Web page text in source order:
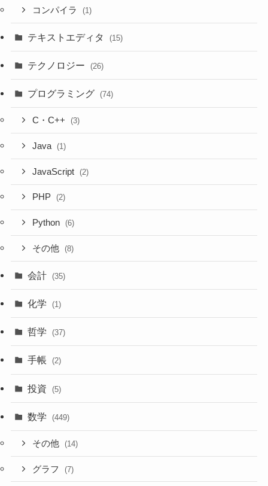
コンパイラ (1)
テキストエディタ (15)
テクノロジー (26)
プログラミング (74)
C・C++ (3)
Java (1)
JavaScript (2)
PHP (2)
Python (6)
その他 (8)
会計 (35)
化学 (1)
哲学 (37)
手帳 (2)
投資 (5)
数学 (449)
その他 (14)
グラフ (7)